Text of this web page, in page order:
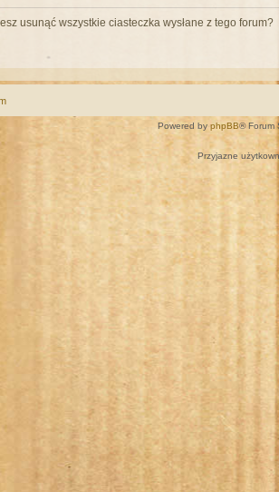
usunąć wszystkie ciasteczka wysłane z tego forum?
Powered by phpBB® Forum
Przyjazne